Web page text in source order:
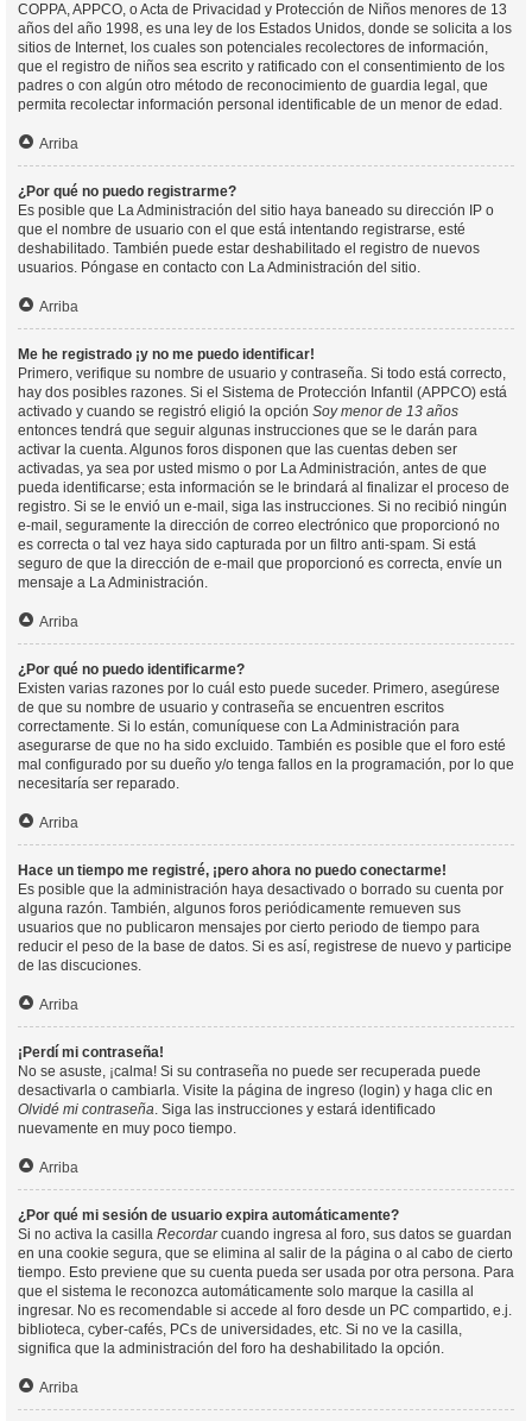
COPPA, APPCO, o Acta de Privacidad y Protección de Niños menores de 13
años del año 1998, es una ley de los Estados Unidos, donde se solicita a los
sitios de Internet, los cuales son potenciales recolectores de información,
que el registro de niños sea escrito y ratificado con el consentimiento de los
padres o con algún otro método de reconocimiento de guardia legal, que
permita recolectar información personal identificable de un menor de edad.
Arriba
¿Por qué no puedo registrarme?
Es posible que La Administración del sitio haya baneado su dirección IP o
que el nombre de usuario con el que está intentando registrarse, esté
deshabilitado. También puede estar deshabilitado el registro de nuevos
usuarios. Póngase en contacto con La Administración del sitio.
Arriba
Me he registrado ¡y no me puedo identificar!
Primero, verifique su nombre de usuario y contraseña. Si todo está correcto,
hay dos posibles razones. Si el Sistema de Protección Infantil (APPCO) está
activado y cuando se registró eligió la opción Soy menor de 13 años
entonces tendrá que seguir algunas instrucciones que se le darán para
activar la cuenta. Algunos foros disponen que las cuentas deben ser
activadas, ya sea por usted mismo o por La Administración, antes de que
pueda identificarse; esta información se le brindará al finalizar el proceso de
registro. Si se le envió un e-mail, siga las instrucciones. Si no recibió ningún
e-mail, seguramente la dirección de correo electrónico que proporcionó no
es correcta o tal vez haya sido capturada por un filtro anti-spam. Si está
seguro de que la dirección de e-mail que proporcionó es correcta, envíe un
mensaje a La Administración.
Arriba
¿Por qué no puedo identificarme?
Existen varias razones por lo cuál esto puede suceder. Primero, asegúrese
de que su nombre de usuario y contraseña se encuentren escritos
correctamente. Si lo están, comuníquese con La Administración para
asegurarse de que no ha sido excluido. También es posible que el foro esté
mal configurado por su dueño y/o tenga fallos en la programación, por lo que
necesitaría ser reparado.
Arriba
Hace un tiempo me registré, ¡pero ahora no puedo conectarme!
Es posible que la administración haya desactivado o borrado su cuenta por
alguna razón. También, algunos foros periódicamente remueven sus
usuarios que no publicaron mensajes por cierto periodo de tiempo para
reducir el peso de la base de datos. Si es así, registrese de nuevo y participe
de las discuciones.
Arriba
¡Perdí mi contraseña!
No se asuste, ¡calma! Si su contraseña no puede ser recuperada puede
desactivarla o cambiarla. Visite la página de ingreso (login) y haga clic en
Olvidé mi contraseña. Siga las instrucciones y estará identificado
nuevamente en muy poco tiempo.
Arriba
¿Por qué mi sesión de usuario expira automáticamente?
Si no activa la casilla Recordarcuando ingresa al foro, sus datos se guardan
en una cookie segura, que se elimina al salir de la página o al cabo de cierto
tiempo. Esto previene que su cuenta pueda ser usada por otra persona. Para
que el sistema le reconozca automáticamente solo marque la casilla al
ingresar. No es recomendable si accede al foro desde un PC compartido, e.j.
biblioteca, cyber-cafés, PCs de universidades, etc. Si no ve la casilla,
significa que la administración del foro ha deshabilitado la opción.
Arriba